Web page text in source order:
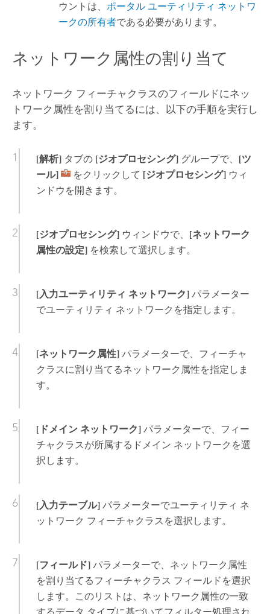
ウントは、ポータル ユーティリティ ネットワ
ークの所有者である必要があります。
ネットワーク属性の割り当て
ネットワーク フィーチャクラスのフィールドにネッ
トワーク属性を割り当てるには、以下の手順を実行し
ます。
[解析]タブの [ジオプロセシング]グループで、 [ツ
ール]
をクリックして [ジオプロセシング]ウィ
ンドウを開きます。
[ジオプロセシング]ウィンドウで、 [ネットワーク
属性の設定]を検索して選択します。
[入力ユーティリティ ネットワーク]パラメーター
でユーティリティ ネットワークを指定します。
[ネットワーク属性]パラメーターで、フィーチャ
クラスに割り当てるネットワーク属性を指定しま
す。
[ドメイン ネットワーク]パラメーターで、フィー
チャクラスが所属するドメイン ネットワークを選
択します。
[入力テーブル]パラメーターでユーティリティ ネ
ットワーク フィーチャクラスを選択します。
[フィールド]パラメーターで、ネットワーク属性
を割り当てるフィーチャクラス フィールドを選択
します。このリストは、ネットワーク属性の一致
するデータ タイプに基づいてフィルター処理され